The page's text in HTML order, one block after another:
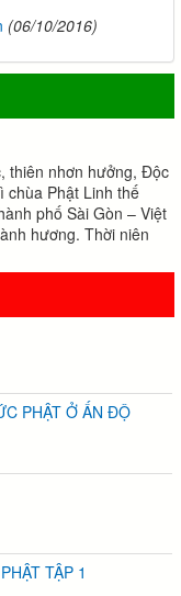
(06/10/2016)
thiên nhơn hưởng, Độc
chùa Phật Linh thế
phố Sài Gòn – Việt
hương. Thời niên
PHẬT Ở ẤN ĐỘ
TẬP 1